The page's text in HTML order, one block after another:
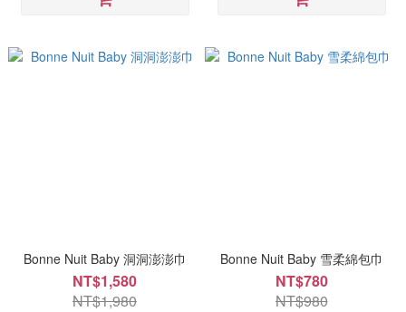
Bonne Nuit Baby 洞洞澎澎巾
NT$1,580
NT$1,980
Bonne Nuit Baby 雪柔綿包巾
NT$780
NT$980